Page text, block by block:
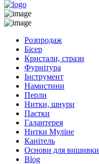
Розпродаж
Бісер
Кристали, стрази
Фурнітура
Інструмент
Намистини
Перли
Нитки, шнури
Паєтки
Галантерея
Нитки Муліне
Канітель
Основи для вишивки
Blog